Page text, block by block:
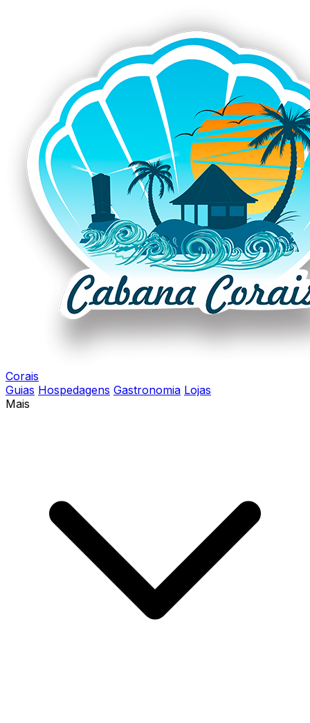
Corais
Guias Hospedagens Gastronomia Lojas
Mais